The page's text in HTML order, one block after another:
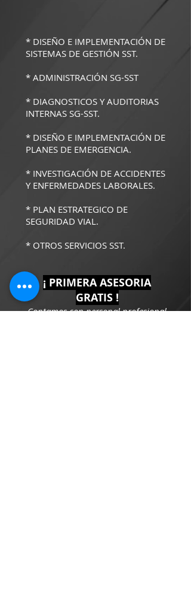
* DISEÑO E IMPLEMENTACIÓN DE
SISTEMAS DE GESTIÓN SST.
* ADMINISTRACIÓN SG-SST
* DIAGNOSTICOS Y AUDITORIAS
INTERNAS SG-SST.
* DISEÑO E IMPLEMENTACIÓN DE
PLANES DE EMERGENCIA.
* INVESTIGACIÓN DE ACCIDENTES
Y ENFERMEDADES LABORALES.
* PLAN ESTRATEGICO DE
SEGURIDAD VIAL.
* OTROS SERVICIOS SST.
​¡ PRIMERA ASESORIA
GRATIS !
Contamos con personal profesional